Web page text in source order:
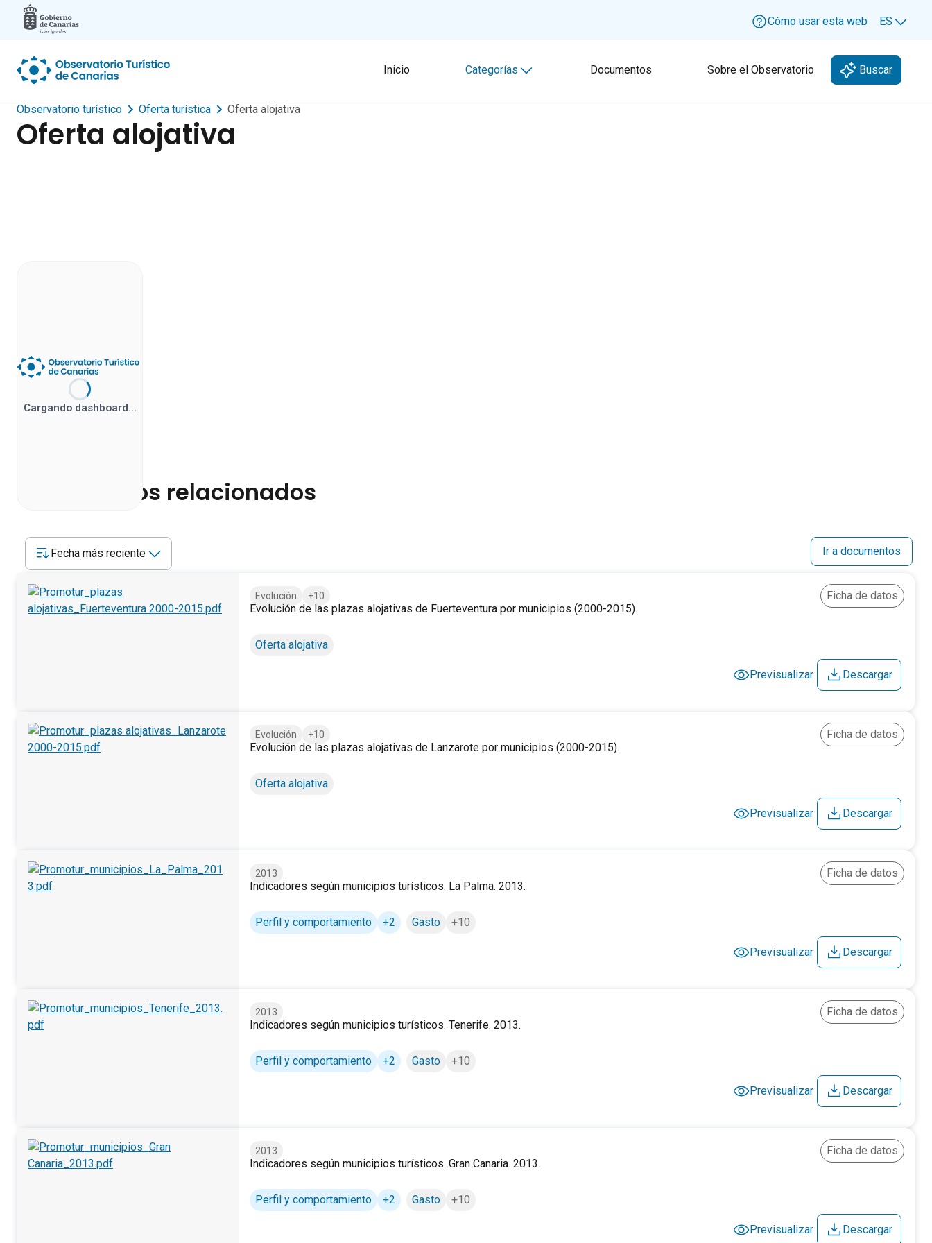
Skip to main content
Cómo usar esta web
ES
Inicio Categorías
Toggle submenu
Documentos Sobre el Observatorio Buscar
Observatorio turístico Oferta turística Oferta alojativa
Oferta alojativa
Cargando dashboard…
Documentos relacionados
Ir a documentos
Fecha más reciente
Evolución +10
Ficha de datos
Evolución de las plazas alojativas de Fuerteventura por municipios (2000-2015).
Oferta alojativa
Previsualizar Descargar
Evolución +10
Ficha de datos
Evolución de las plazas alojativas de Lanzarote por municipios (2000-2015).
Oferta alojativa
Previsualizar Descargar
2013
Ficha de datos
Indicadores según municipios turísticos. La Palma. 2013.
Perfil y comportamiento +2 Gasto +10
Previsualizar Descargar
2013
Ficha de datos
Indicadores según municipios turísticos. Tenerife. 2013.
Perfil y comportamiento +2 Gasto +10
Previsualizar Descargar
2013
Ficha de datos
Indicadores según municipios turísticos. Gran Canaria. 2013.
Perfil y comportamiento +2 Gasto +10
Previsualizar Descargar